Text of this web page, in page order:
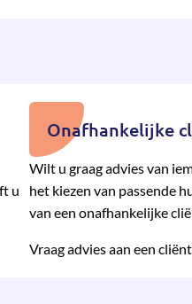
u
Onafhankelijke
Wilt u graag advies van
het kiezen van pas­sende
van een onafhan­kelijke
Vraag advies aan een